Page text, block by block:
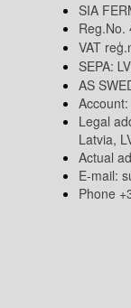
SIA
Reg.No.
VAT
SEPA:
AS
Legal
Latvia,
Actual
E-mail:
Phone